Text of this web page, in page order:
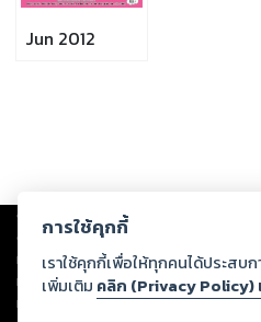
Jun 2012
Copyright © 2026
ต่อผลงานหรือเนื้อหาใดที่อัปโหลดผ่านเว็บไ
ทรัพย์สินทางปัญญาของบุคคลอื่นหรือขัดต่
ทุกท่านโปรดใช้วิจารณญาณในการกลั่นกร
หนึ่งส่วนใดขัดต่อกฎหมายและศีลธรรม กรุ
การใช้คุกกี้
เราใช้คุกกี้เพื่อให้ทุกคนได้ประสบ
เพิ่มเติม คลิก (Privacy Policy)